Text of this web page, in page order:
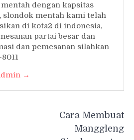
dengan kapsitas
slondok mentah kami telah
di kota2 di indonesia,
partai besar dan
dan pemesanan silahkan
→
Cara Membuat
Manggleng